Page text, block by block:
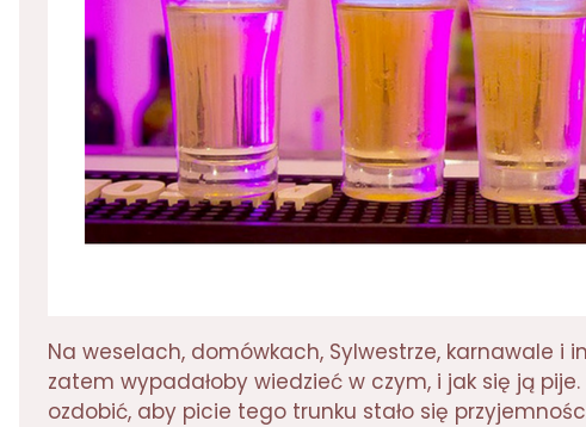
Na weselach, domówkach, Sylwestrze, karnawale i
zatem wypadałoby wiedzieć w czym, i jak się ją
ozdobić, aby picie tego trunku stało się